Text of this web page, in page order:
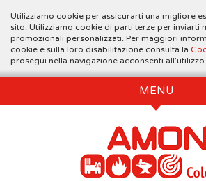
Utilizziamo cookie per assicurarti una migliore
sito. Utilizziamo cookie di parti terze per inviarti
promozionali personalizzati. Per maggiori
cookie e sulla loro disabilitazione consulta la
prosegui nella navigazione acconsenti
MENU